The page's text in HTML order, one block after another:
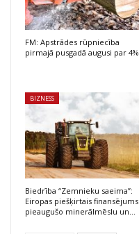
FM: Apstrādes rūpniecība
pirmajā pusgadā augusi par 4%
BIZNESS
Biedrība “Zemnieku saeima”:
Eiropas piešķirtais finansējums
pieaugušo minerālmēslu un…